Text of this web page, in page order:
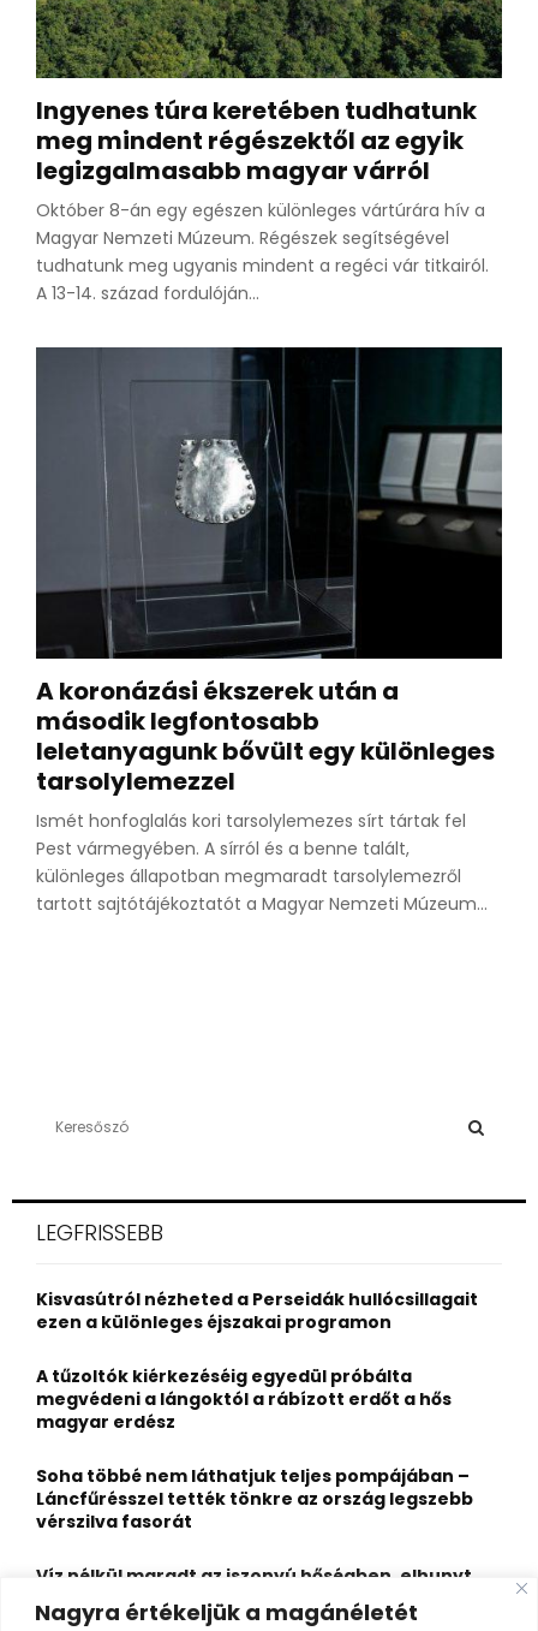
Nagyra értékeljük a magánéletét
Ingyenes túra keretében tudhatunk
meg mindent régészektől az egyik
legizgalmasabb magyar várról
Október 8-án egy egészen különleges vártúrára hív a
Magyar Nemzeti Múzeum. Régészek segítségével
tudhatunk meg ugyanis mindent a regéci vár titkairól.
A 13-14. század fordulóján...
A koronázási ékszerek után a
második legfontosabb
leletanyagunk bővült egy különleges
tarsolylemezzel
Ismét honfoglalás kori tarsolylemezes sírt tártak fel
Pest vármegyében. A sírról és a benne talált,
különleges állapotban megmaradt tarsolylemezről
tartott sajtótájékoztatót a Magyar Nemzeti Múzeum...
h
o
r
LEGFRISSEBB
Kisvasútról nézheted a Perseidák hullócsillagait
ezen a különleges éjszakai programon
A tűzoltók kiérkezéséig egyedül próbálta
megvédeni a lángoktól a rábízott erdőt a hős
magyar erdész
Soha többé nem láthatjuk teljes pompájában –
Láncfűrésszel tették tönkre az ország legszebb
vérszilva fasorát
Víz nélkül maradt az iszonyú hőségben, elhunyt
egy kiránduló a legnépszerűbb horvát
hegységben